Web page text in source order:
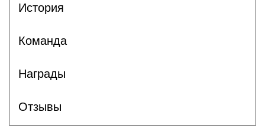
История
Команда
Награды
Отзывы